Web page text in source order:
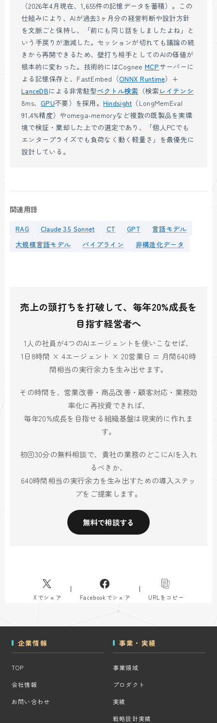
（2026年4月現在、1,655件の記憶データを蓄積）。この
仕組みにより、AIが過去3ヶ月分の経営判断や設計方針
を文脈ごと保持し、「前にも同じ話をしましたよね」と
いう手戻りが激減した。セッションが切れても議論の続
きから再開できるため、壁打ち相手としてのAIの価値が
根本的に変わった。技術的にはCognee MCPサーバーに
よる記憶保存と、FastEmbed（ONNX Runtime）+
LanceDBによる非常駐型ベクトル検索 （検索レイテンシ
8ms、GPU不要）を採用。 Hindsight （LongMemEval
91.4%精度）やomega-memoryなど複数の既製品を実環
境で検証・棄却した上での選定であり、「個人PCでも
エンタープライズでも負荷なく動く軽量さ」を最優先に
設計している。
関連用語
RAG Claude 3.5 Sonnet CT GPT
言語モデル
大規模言語モデル
パイプライン 非構造化データ
売上の頭打ちを打破して、毎年20%成長を
目指す経営者へ
1人の社員が4つのAIエージェントを使いこなせば、
1日8時間 × 4エージェント × 20営業日 = 月間640時
間相当の実行余力を生み出せます。
その時間を、営業改善・商品改善・顧客対応・業務効
率化に再投資できれば、
毎年20%成長を目指せる組織基盤は現実的に作れま
す。
初回30分の無料相談で、貴社の業務のどこにAIを入れ
るべきか、
640時間相当の実行余力を生み出すための導入ステッ
プをご提案します。
無料で相談する
Xでシェア Facebookでシェア URLをコピー
企業情報
TOP
会社情報
お問い合わせ
事業・実績
事業領域
プロダクト
実績
戦略設計実績